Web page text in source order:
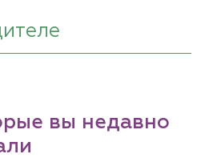
вы недавно